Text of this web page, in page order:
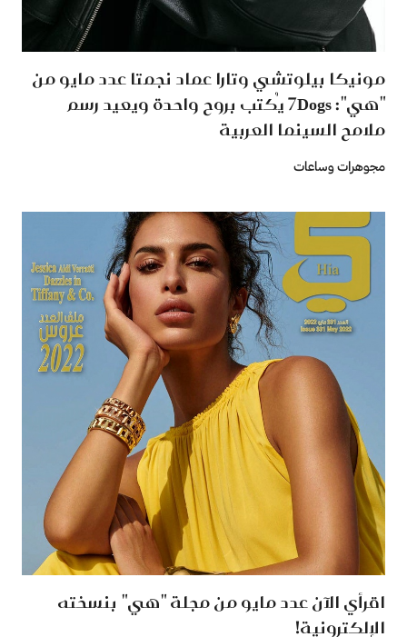
مونيكا بيلوتشي وتارا عماد نجمتا عدد مايو من
"هي": 7Dogs يُكتب بروح واحدة ويعيد رسم
ملامح السينما العربية
مجوهرات وساعات
اقرأي الآن عدد مايو من مجلة "هي" بنسخته
الإلكترونية!